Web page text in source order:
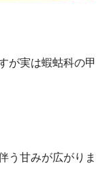
が実は蝦蛄科の甲
う甘みが広がりま